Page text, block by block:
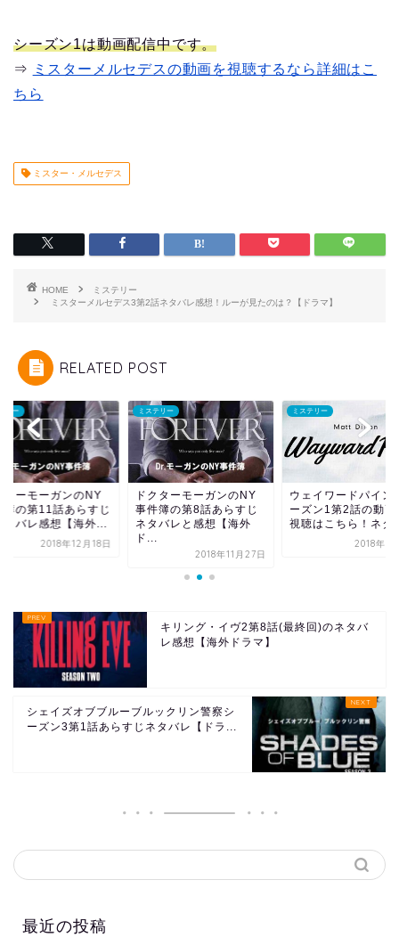
シーズン1は動画配信中です。
⇒
ミスターメルセデスの動画を視聴するなら詳細はこ
ちら
ミスター・メルセデス
HOME
ミステリー
ミスターメルセデス3第2話ネタバレ感想！ルーが見たのは？【ドラマ】
RELATED POST
リー
ターモーガンのNY
簿の第11話あらすじ
タバレ感想【海外...
2018年12月18日
ミステリー
ドクターモーガンのNY
事件簿の第8話あらすじ
ネタバレと感想【海外
ド...
2018年11月27日
ミステリー
ウェイワードパイン
ーズン1第2話の動画
視聴はこちら！ネタ
2018年5
キリング・イヴ2第8話(最終回)のネタバ
レ感想【海外ドラマ】
シェイズオブブルーブルックリン警察シ
ーズン3第1話あらすじネタバレ【ドラ...
最近の投稿